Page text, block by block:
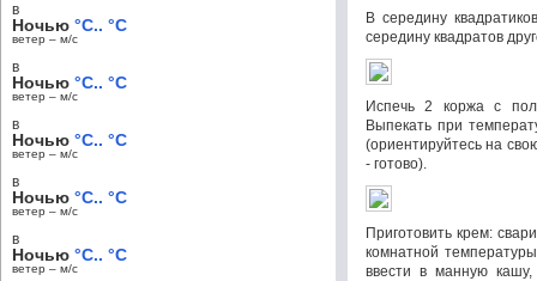
В середину
середину квадратов
Испечь 2 коржа с
Выпекать при
(ориентируйтесь на
- готово).
Приготовить крем:
комнатной
ввести в манную
в
Ночью °C.. °C
ветер – м/c
в
Ночью °C.. °C
ветер – м/c
в
Ночью °C.. °C
ветер – м/c
в
Ночью °C.. °C
ветер – м/c
в
Ночью °C.. °C
ветер – м/c